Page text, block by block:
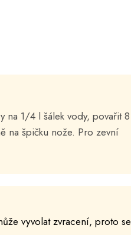
na 1/4 l šálek vody, povařit 8
na špičku nože. Pro zevní
vyvolat zvracení, proto se